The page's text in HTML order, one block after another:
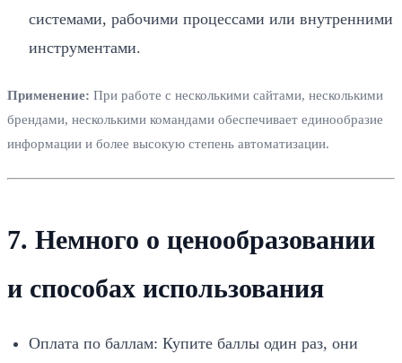
системами, рабочими процессами или внутренними
инструментами.
Применение: При работе с несколькими сайтами, несколькими
брендами, несколькими командами обеспечивает единообразие
информации и более высокую степень автоматизации.
7. Немного о ценообразовании
и способах использования
Оплата по баллам: Купите баллы один раз, они